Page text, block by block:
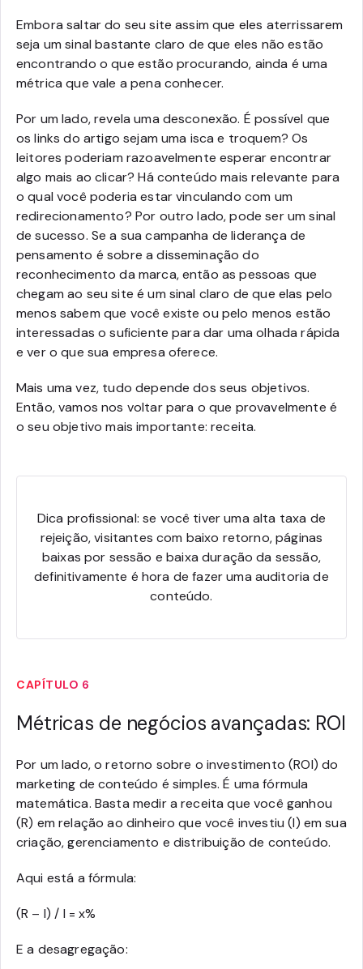
Embora saltar do seu site assim que eles aterrissarem
seja um sinal bastante claro de que eles não estão
encontrando o que estão procurando, ainda é uma
métrica que vale a pena conhecer.
Por um lado, revela uma desconexão. É possível que
os links do artigo sejam uma isca e troquem? Os
leitores poderiam razoavelmente esperar encontrar
algo mais ao clicar? Há conteúdo mais relevante para
o qual você poderia estar vinculando com um
redirecionamento? Por outro lado, pode ser um sinal
de sucesso. Se a sua campanha de liderança de
pensamento é sobre a disseminação do
reconhecimento da marca, então as pessoas que
chegam ao seu site é um sinal claro de que elas pelo
menos sabem que você existe ou pelo menos estão
interessadas o suficiente para dar uma olhada rápida
e ver o que sua empresa oferece.
Mais uma vez, tudo depende dos seus objetivos.
Então, vamos nos voltar para o que provavelmente é
o seu objetivo mais importante: receita.
Dica profissional: se você tiver uma alta taxa de
rejeição, visitantes com baixo retorno, páginas
baixas por sessão e baixa duração da sessão,
definitivamente é hora de fazer uma auditoria de
conteúdo.
CAPÍTULO 6
Métricas de negócios avançadas: ROI
Por um lado, o retorno sobre o investimento (ROI) do
marketing de conteúdo é simples. É uma fórmula
matemática. Basta medir a receita que você ganhou
(R) em relação ao dinheiro que você investiu (I) em sua
criação, gerenciamento e distribuição de conteúdo.
Aqui está a fórmula:
(R – I) / I = x%
E a desagregação: